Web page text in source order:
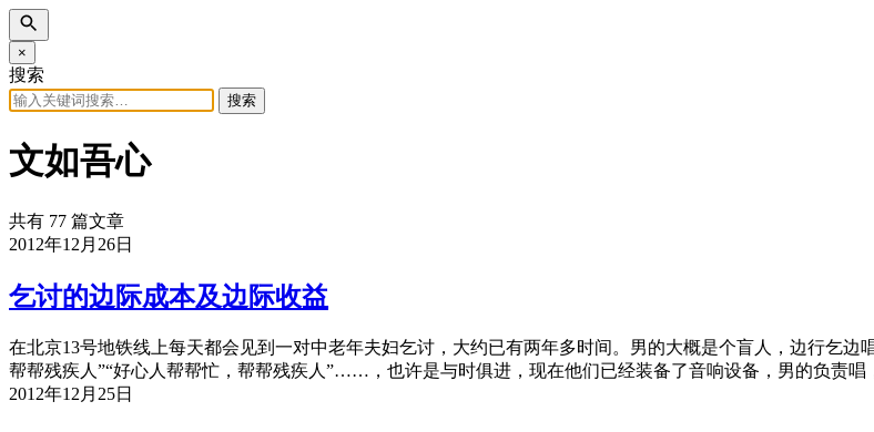
×
搜索
搜索
文如吾心
共有 77 篇文章
2012年12月26日
乞讨的边际成本及边际收益
在北京13号地铁线上每天都会见到一对中老年夫妇乞讨，大约已有两年多时间。男的大概是个盲人，边行乞边
帮帮残疾人”“好心人帮帮忙，帮帮残疾人”……，也许是与时俱进，现在他们已经装备了音响设备，男的负责
2012年12月25日